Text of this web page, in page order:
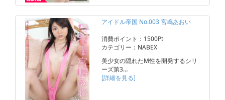
アイドル帝国 No.003 宮嶋あおい
消費ポイント：1500Pt
カテゴリー：NABEX
美少女の隠れたM性を開発するシリ
ーズ第3…
[詳細を見る]